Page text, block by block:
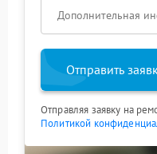
Отправить
Отправляя заявку на
Политикой